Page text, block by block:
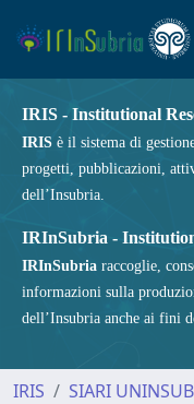
IRIS - Institutional
IRIS è il sistema di
progetti, pubblicazioni,
dell’Insubria.
IRInSubria -
IRInSubria raccoglie,
informazioni sulla
dell’Insubria anche ai fini
IRIS SIARI